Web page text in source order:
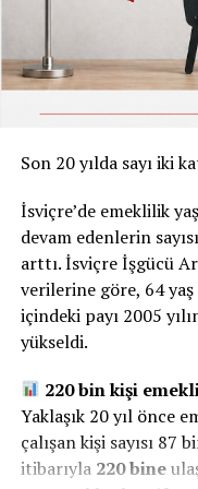
Son 20 yılda sayı iki
İsviçre’de emeklilik
devam edenlerin
arttı. İsviçre İşgücü
verilerine göre, 64
içindeki payı 2005
yükseldi.
220 bin kişi
Yaklaşık 20 yıl önce
çalışan kişi sayısı 87
itibarıyla 220 bine